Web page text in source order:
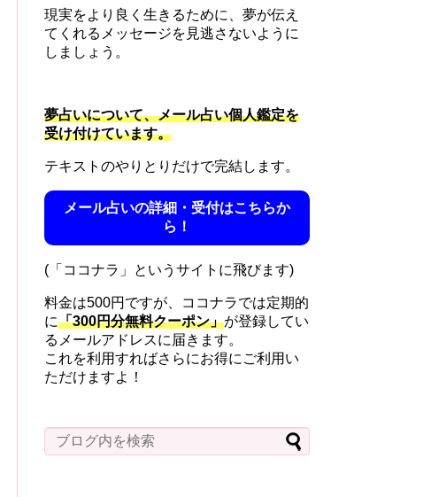
現実をより良く生きるために、夢が伝え
てくれるメッセージを見逃さないように
しましょう。
夢占いについて、メール占い個人鑑定を
受け付けています。
テキストのやりとりだけで完結します。
メール占いの詳細・受付はこちらか
ら！
(「ココナラ」というサイトに飛びます)
料金は500円ですが、ココナラでは定期的
に「300円分無料クーポン」が登録してい
るメールアドレスに届きます。
これを利用すればさらにお得にご利用い
ただけますよ！